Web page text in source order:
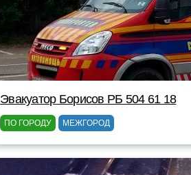
Эвакуатор Борисов РБ 504 61 18
ПО ГОРОДУ МЕЖГОРОД